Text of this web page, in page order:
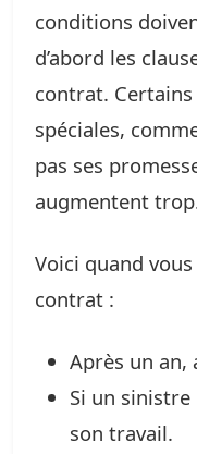
conditions
d’abord les
contrat.
spéciales,
pas ses
augmentent
Voici quand
contrat :
Après un an,
Si un sinistre
son travail.